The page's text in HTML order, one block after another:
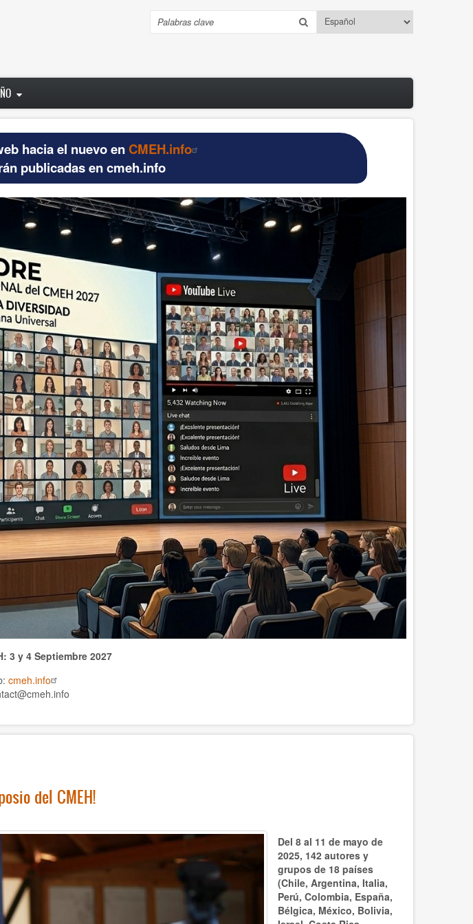
Select
your
Buscar
hacia el nuevo en CMEH.info
publicadas en cmeh.info
3 y 4 Septiembre 2027
cmeh.info
del CMEH!
Del 8 al 11 de mayo de
2025, 142 autores y
grupos de 18 países
(Chile, Argentina, Italia,
Perú, Colombia, España,
Bélgica, México, Bolivia,